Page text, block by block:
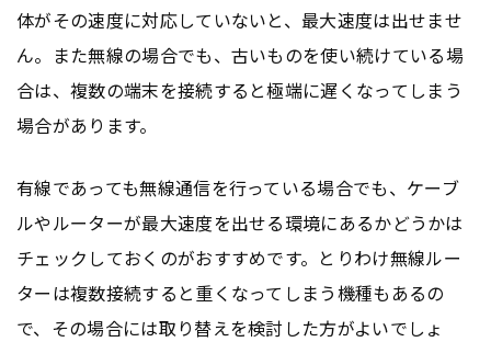
体がその速度に対応していないと、最大速度は出せませ
ん。また無線の場合でも、古いものを使い続けている場
合は、複数の端末を接続すると極端に遅くなってしまう
場合があります。
有線であっても無線通信を行っている場合でも、ケーブ
ルやルーターが最大速度を出せる環境にあるかどうかは
チェックしておくのがおすすめです。とりわけ無線ルー
ターは複数接続すると重くなってしまう機種もあるの
で、その場合には取り替えを検討した方がよいでしょ